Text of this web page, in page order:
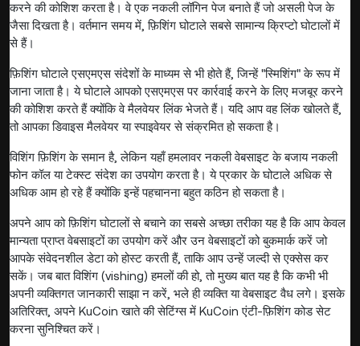
करने की कोशिश करता है। वे एक नकली लॉगिन पेज बनाते हैं जो असली पेज के
जैसा दिखता है। वर्तमान समय में, फ़िशिंग घोटाले सबसे सामान्य क्रिप्टो घोटालों में
से हैं।
फ़िशिंग घोटाले एसएमएस संदेशों के माध्यम से भी होते हैं, जिन्हें "स्मिशिंग" के रूप में
जाना जाता है। ये घोटाले आपको एसएमएस पर कार्रवाई करने के लिए मजबूर करने
की कोशिश करते हैं क्योंकि वे मैलवेयर लिंक भेजते हैं। यदि आप वह लिंक खोलते हैं,
तो आपका डिवाइस मैलवेयर या स्पाइवेयर से संक्रमित हो सकता है।
विशिंग फ़िशिंग के समान है, लेकिन यहाँ हमलावर नकली वेबसाइट के बजाय नकली
फोन कॉल या टेक्स्ट संदेश का उपयोग करता है। ये प्रकार के घोटाले अधिक से
अधिक आम हो रहे हैं क्योंकि इन्हें पहचानना बहुत कठिन हो सकता है।
अपने आप को फ़िशिंग घोटालों से बचाने का सबसे अच्छा तरीका यह है कि आप केवल
मान्यता प्राप्त वेबसाइटों का उपयोग करें और उन वेबसाइटों को बुकमार्क करें जो
आपके संवेदनशील डेटा को होस्ट करती हैं, ताकि आप उन्हें जल्दी से एक्सेस कर
सकें। जब बात विशिंग (vishing) हमलों की हो, तो मुख्य बात यह है कि कभी भी
अपनी व्यक्तिगत जानकारी साझा न करें, भले ही व्यक्ति या वेबसाइट वैध लगे। इसके
अतिरिक्त, अपने KuCoin खाते की सेटिंग्स में KuCoin एंटी-फ़िशिंग कोड सेट
करना सुनिश्चित करें।